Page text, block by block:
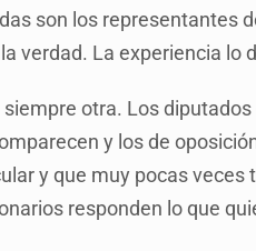
Catean casa por esquema de
son los representantes
verdad. La experiencia lo
otra. Los
y los de
y que muy pocas
responden lo que